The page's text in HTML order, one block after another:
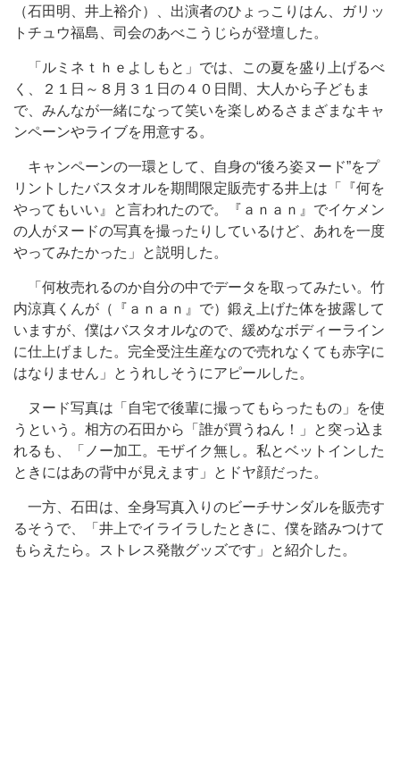
（石田明、井上裕介）、出演者のひょっこりはん、ガリッ
トチュウ福島、司会のあべこうじらが登壇した。
「ルミネｔｈｅよしもと」では、この夏を盛り上げるべ
く、２１日～８月３１日の４０日間、大人から子どもま
で、みんなが一緒になって笑いを楽しめるさまざまなキャ
ンペーンやライブを用意する。
キャンペーンの一環として、自身の“後ろ姿ヌード”をプ
リントしたバスタオルを期間限定販売する井上は「『何を
やってもいい』と言われたので。『ａｎａｎ』でイケメン
の人がヌードの写真を撮ったりしているけど、あれを一度
やってみたかった」と説明した。
「何枚売れるのか自分の中でデータを取ってみたい。竹
内涼真くんが（『ａｎａｎ』で）鍛え上げた体を披露して
いますが、僕はバスタオルなので、緩めなボディーライン
に仕上げました。完全受注生産なので売れなくても赤字に
はなりません」とうれしそうにアピールした。
ヌード写真は「自宅で後輩に撮ってもらったもの」を使
うという。相方の石田から「誰が買うねん！」と突っ込ま
れるも、「ノー加工。モザイク無し。私とベットインした
ときにはあの背中が見えます」とドヤ顔だった。
一方、石田は、全身写真入りのビーチサンダルを販売す
るそうで、「井上でイライラしたときに、僕を踏みつけて
もらえたら。ストレス発散グッズです」と紹介した。